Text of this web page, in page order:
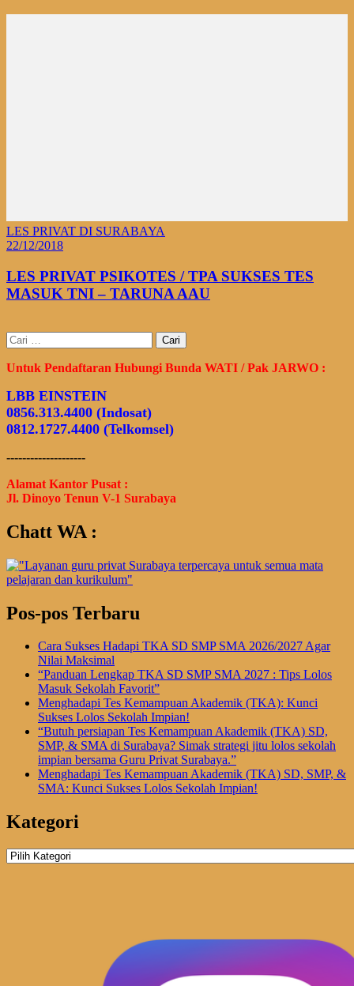
LES PRIVAT DI SURABAYA
22/12/2018
LES PRIVAT PSIKOTES / TPA SUKSES TES
MASUK TNI – TARUNA AAU
Cari
untuk:
Untuk Pendaftaran Hubungi Bunda WATI / Pak JARWO :
LBB EINSTEIN
0856.313.4400 (Indosat)
0812.1727.4400 (Telkomsel)
--------------------
Alamat Kantor Pusat :
Jl. Dinoyo Tenun V-1 Surabaya
Chatt WA :
Pos-pos Terbaru
Cara Sukses Hadapi TKA SD SMP SMA 2026/2027 Agar
Nilai Maksimal
“Panduan Lengkap TKA SD SMP SMA 2027 : Tips Lolos
Masuk Sekolah Favorit”
Menghadapi Tes Kemampuan Akademik (TKA): Kunci
Sukses Lolos Sekolah Impian!
“Butuh persiapan Tes Kemampuan Akademik (TKA) SD,
SMP, & SMA di Surabaya? Simak strategi jitu lolos sekolah
impian bersama Guru Privat Surabaya.”
Menghadapi Tes Kemampuan Akademik (TKA) SD, SMP, &
SMA: Kunci Sukses Lolos Sekolah Impian!
Kategori
Kategori